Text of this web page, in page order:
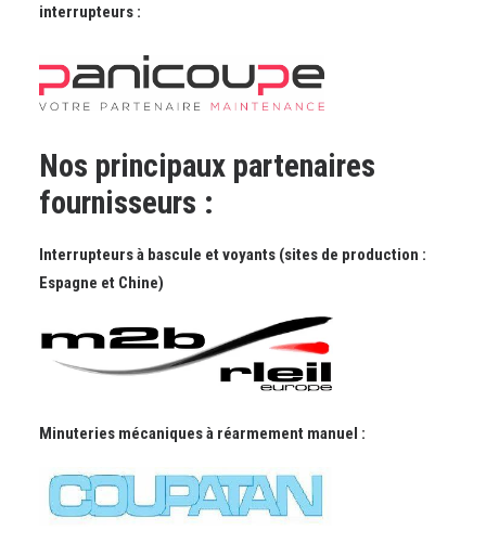
interrupteurs :
Nos principaux partenaires
fournisseurs :
Interrupteurs à bascule et voyants (sites de production :
Espagne et Chine)
Minuteries mécaniques à réarmement manuel :